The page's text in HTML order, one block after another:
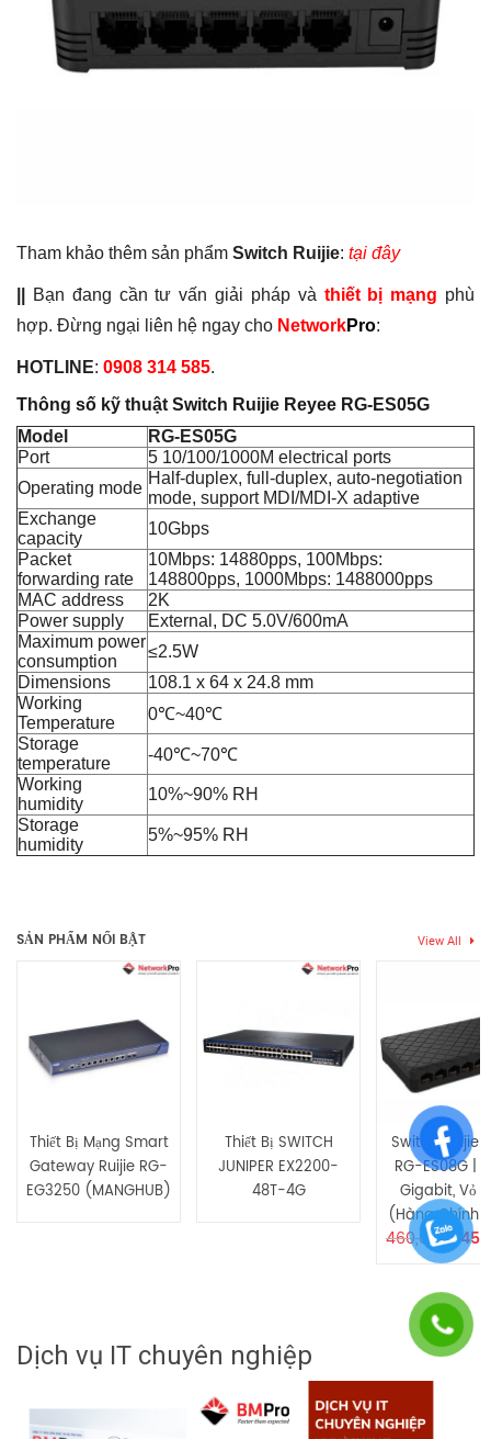
Tham khảo thêm sản phẩm Switch Ruijie: tại đây
Bạn đang cần tư vấn giải pháp và thiết bị mạng phù
hợp. Đừng ngại liên hệ ngay cho NetworkPro:
HOTLINE: 0908 314 585.
Thông số kỹ thuật Switch Ruijie Reyee RG-ES05G
Model
RG-ES05G
Port
5 10/100/1000M electrical ports
Operating mode
Half-duplex, full-duplex, auto-negotiation
mode, support MDI/MDI-X adaptive
Exchange
capacity
10Gbps
Packet
forwarding rate
10Mbps: 14880pps, 100Mbps:
148800pps, 1000Mbps: 1488000pps
MAC address
2K
Power supply
External, DC 5.0V/600mA
Maximum power
consumption
≤2.5W
Dimensions
108.1 x 64 x 24.8 mm
Working
Temperature
0℃~40℃
Storage
temperature
-40℃~70℃
Working
humidity
10%~90% RH
Storage
humidity
5%~95% RH
4 port managed ,
Hãy là người đầu tiên nhận xét “Switch Ruijie Reyee RG-ES05G |
5 Port Gigabit, Vỏ Nhựa (Hàng Chính Hãng)”
SẢN PHẨM NỔI BẬT View All
Thiết Bị Mạng Smart
Gateway Ruijie RG-
EG3250 (MANGHUB)
Thiết Bị SWITCH
JUNIPER EX2200-
48T-4G
Switch Ruijie
RG-ES08G |
Gigabit, Vỏ
(Hàng Chính
460,000₫
Dịch vụ IT chuyên nghiệp